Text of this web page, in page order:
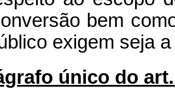
bem
exigem seja
único do